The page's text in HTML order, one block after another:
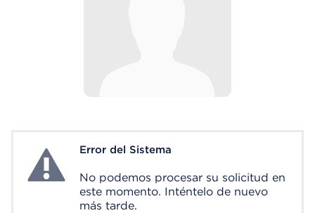
System ErrorError del Sistema
No podemos procesar su solicitud en
este momento. Inténtelo de nuevo
más tarde.